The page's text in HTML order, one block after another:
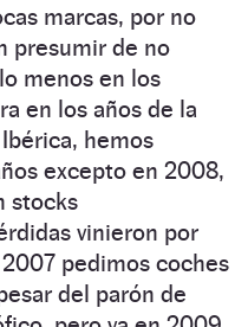
marcas, por no
presumir de no
menos en los
en los años de la
hemos
excepto en 2008,
stocks
vinieron por
pedimos coches
del parón de